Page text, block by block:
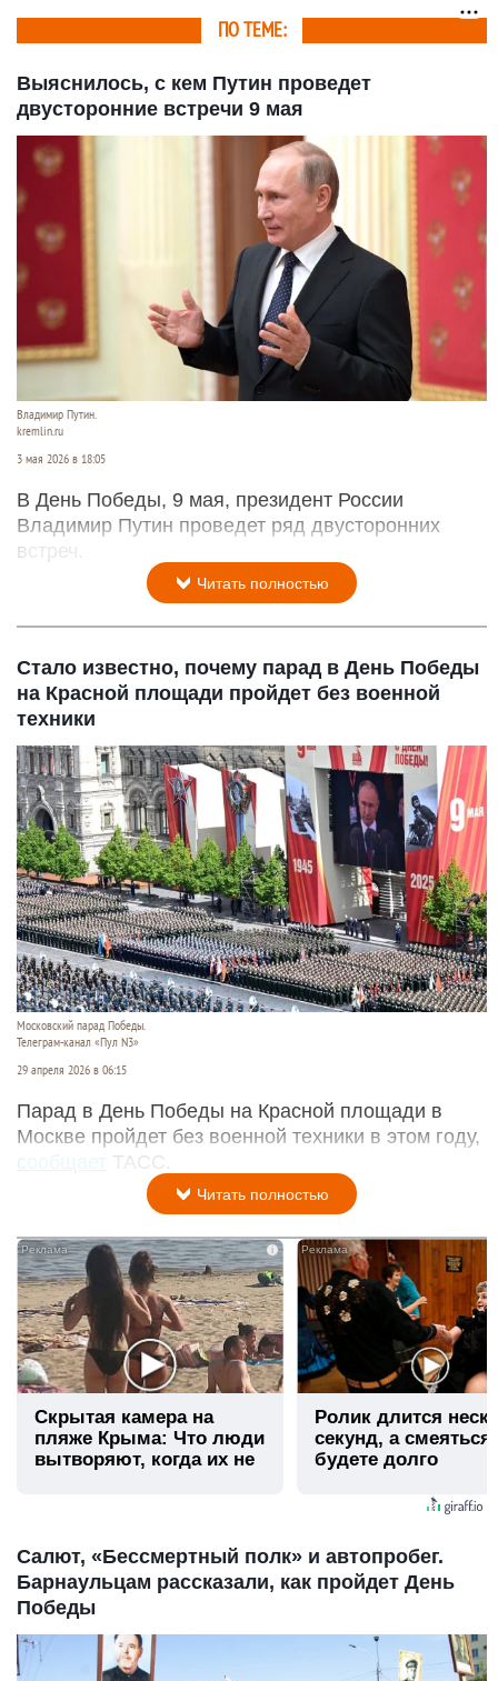
ПО ТЕМЕ:
Выяснилось, с кем Путин проведет
двусторонние встречи 9 мая
Владимир Путин.
kremlin.ru
3 мая 2026 в 18:05
В День Победы, 9 мая, президент России
Владимир Путин проведет ряд двусторонних
встреч.
Читать полностью
Стало известно, почему парад в День Победы
на Красной площади пройдет без военной
техники
Московский парад Победы.
Телеграм-канал «Пул N3»
29 апреля 2026 в 06:15
Парад в День Победы на Красной площади в
Москве пройдет без военной техники в этом году,
сообщает
ТАСС.
Читать полностью
i
Скрытая камера на
пляже Крыма: Что люди
вытворяют, когда их не
Ролик длится
секунд, а
будете долго
Салют, «Бессмертный полк» и автопробег.
Барнаульцам рассказали, как пройдет День
Победы